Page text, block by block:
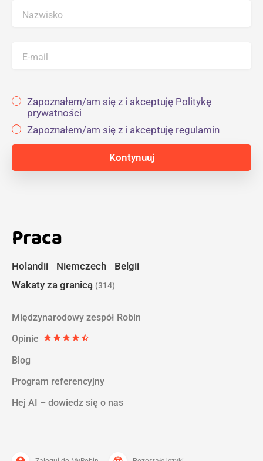
Nazwisko
E-mail
Zapoznałem/am się z i akceptuję Politykę
prywatności
Zapoznałem/am się z i akceptuję regulamin
Praca
Holandii Niemczech
Belgii
Wakaty za granicą (314)
Międzynarodowy zespół Robin
Opinie starstarstarstarstar_half
Blog
Program referencyjny
Hej AI – dowiedz się o nas